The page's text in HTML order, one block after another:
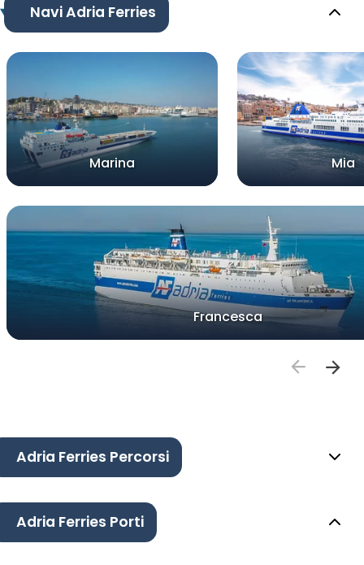
Navi Adria Ferries
Marina Mia
Francesca
Adria Ferries Percorsi
Adria Ferries Porti